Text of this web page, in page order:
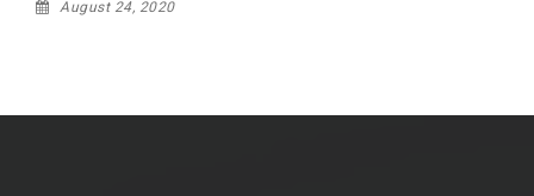
August 24, 2020